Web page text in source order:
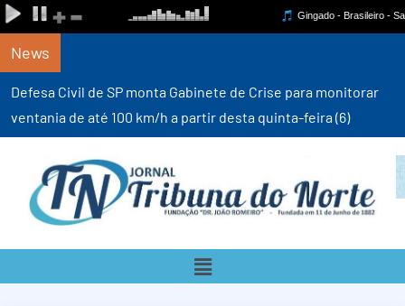
News
Defesa Civil de SP monta Gabinete de Crise para monitorar
ventania de até 100 km/h a partir desta quinta-feira (6)